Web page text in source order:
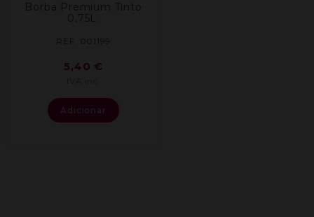
Borba Premium Tinto
0,75L.
REF: 001199
5,40 €
Adicionar